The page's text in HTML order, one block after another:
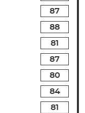
87
88
81
87
80
84
81